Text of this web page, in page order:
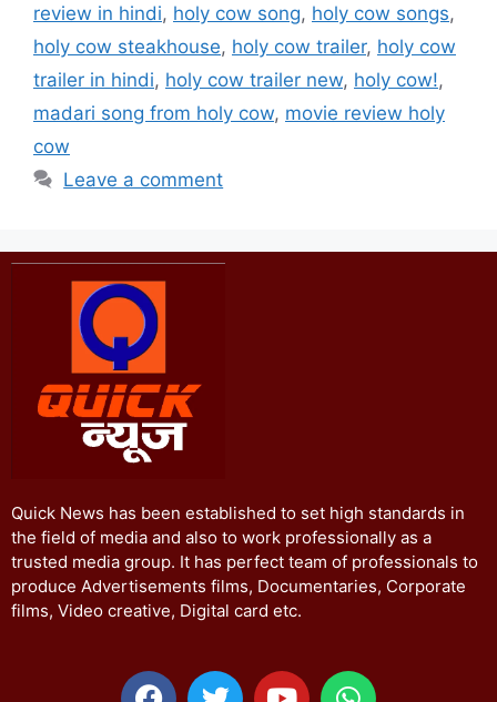
review in hindi, holy cow song, holy cow songs,
holy cow steakhouse, holy cow trailer, holy cow
trailer in hindi, holy cow trailer new, holy cow!,
madari song from holy cow, movie review holy
cow
Leave a comment
Quick News has been established to set high standards in
the field of media and also to work professionally as a
trusted media group. It has perfect team of professionals to
produce Advertisements films, Documentaries, Corporate
films, Video creative, Digital card etc.